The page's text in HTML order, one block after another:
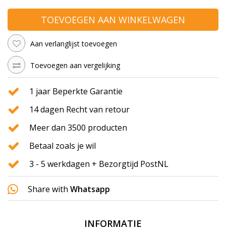
TOEVOEGEN AAN WINKELWAGEN
Aan verlanglijst toevoegen
Toevoegen aan vergelijking
1 jaar Beperkte Garantie
14 dagen Recht van retour
Meer dan 3500 producten
Betaal zoals je wil
3 - 5 werkdagen + Bezorgtijd PostNL
Share with Whatsapp
INFORMATIE